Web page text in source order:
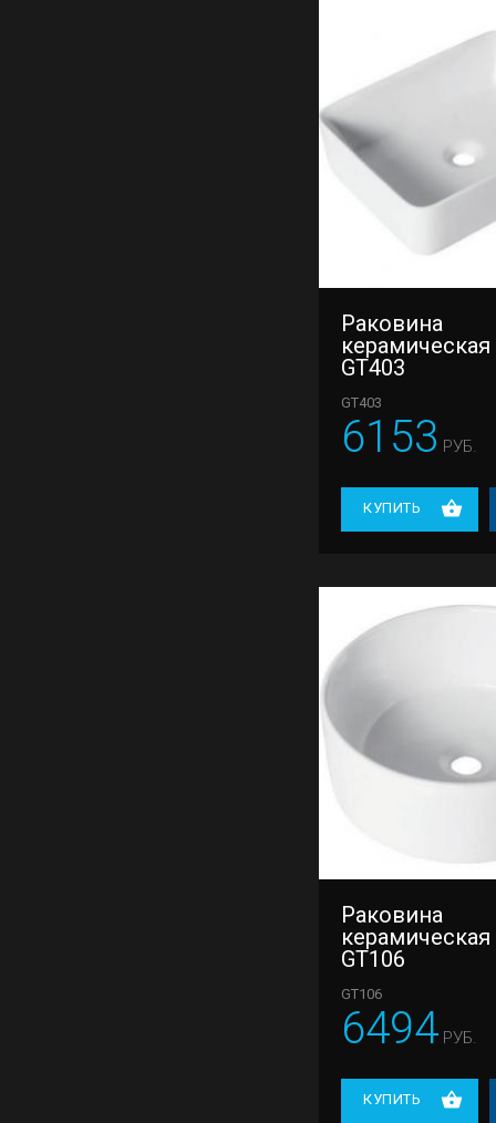
Раковина
керамическая
GT403
GT403
6153 РУБ.
КУПИТЬ
Раковина
керамическая
GT106
GT106
6494 РУБ.
КУПИТЬ